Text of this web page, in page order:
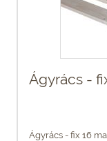
Ágyrács -
Ágyrács - fix 16